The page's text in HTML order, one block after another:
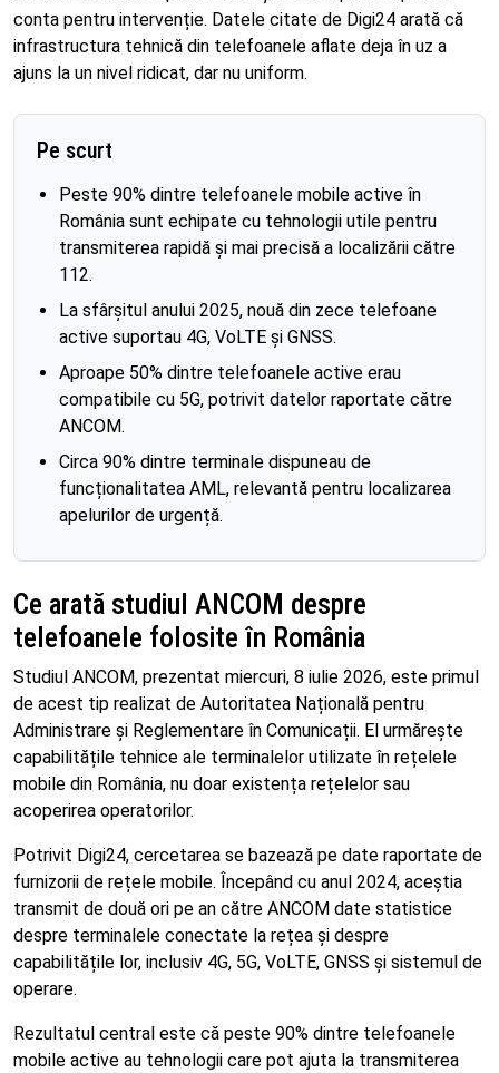
conta pentru intervenție. Datele citate de Digi24 arată că
infrastructura tehnică din telefoanele aflate deja în uz a
ajuns la un nivel ridicat, dar nu uniform.
Pe scurt
Peste 90% dintre telefoanele mobile active în
România sunt echipate cu tehnologii utile pentru
transmiterea rapidă și mai precisă a localizării către
112.
La sfârșitul anului 2025, nouă din zece telefoane
active suportau 4G, VoLTE și GNSS.
Aproape 50% dintre telefoanele active erau
compatibile cu 5G, potrivit datelor raportate către
ANCOM.
Circa 90% dintre terminale dispuneau de
funcționalitatea AML, relevantă pentru localizarea
apelurilor de urgență.
Ce arată studiul ANCOM despre
telefoanele folosite în România
Studiul ANCOM, prezentat miercuri, 8 iulie 2026, este primul
de acest tip realizat de Autoritatea Națională pentru
Administrare și Reglementare în Comunicații. El urmărește
capabilitățile tehnice ale terminalelor utilizate în rețelele
mobile din România, nu doar existența rețelelor sau
acoperirea operatorilor.
Potrivit Digi24, cercetarea se bazează pe date raportate de
furnizorii de rețele mobile. Începând cu anul 2024, aceștia
transmit de două ori pe an către ANCOM date statistice
despre terminalele conectate la rețea și despre
capabilitățile lor, inclusiv 4G, 5G, VoLTE, GNSS și sistemul de
operare.
Rezultatul central este că peste 90% dintre telefoanele
mobile active au tehnologii care pot ajuta la transmiterea